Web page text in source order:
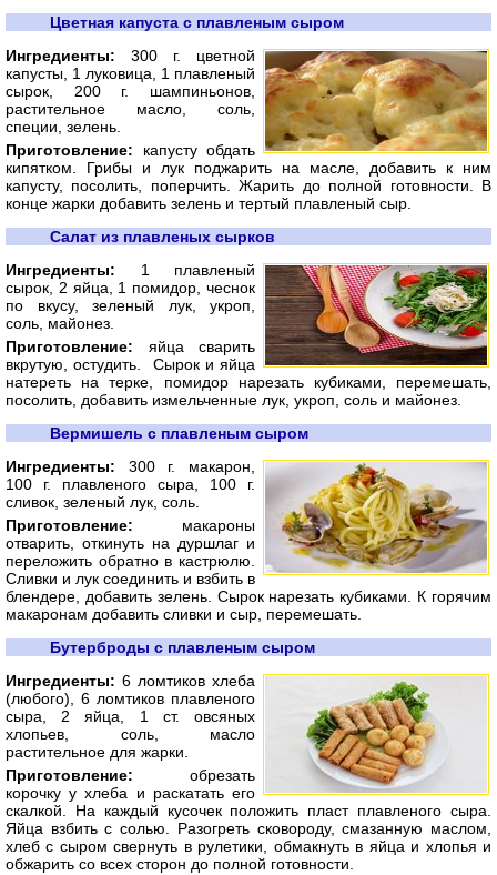
Цветная капуста с плавленым сыром
Ингредиенты: 300 г. цветной
капусты, 1 луковица, 1 плавленый
сырок, 200 г. шампиньонов,
растительное масло, соль,
специи, зелень.
Приготовление: капусту обдать
кипятком. Грибы и лук поджарить на масле, добавить к ним
капусту, посолить, поперчить. Жарить до полной готовности. В
конце жарки добавить зелень и тертый плавленый сыр.
Салат из плавленых сырков
Ингредиенты: 1 плавленый
сырок, 2 яйца, 1 помидор, чеснок
по вкусу, зеленый лук, укроп,
соль, майонез.
Приготовление: яйца сварить
вкрутую, остудить. Сырок и яйца
натереть на терке, помидор нарезать кубиками, перемешать,
посолить, добавить измельченные лук, укроп, соль и майонез.
Вермишель с плавленым сыром
Ингредиенты: 300 г. макарон,
100 г. плавленого сыра, 100 г.
сливок, зеленый лук, соль.
Приготовление: макароны
отварить, откинуть на дуршлаг и
переложить обратно в кастрюлю.
Сливки и лук соединить и взбить в
блендере, добавить зелень. Сырок нарезать кубиками. К горячим
макаронам добавить сливки и сыр, перемешать.
Бутерброды с плавленым сыром
Ингредиенты: 6 ломтиков хлеба
(любого), 6 ломтиков плавленого
сыра, 2 яйца, 1 ст. овсяных
хлопьев, соль, масло
растительное для жарки.
Приготовление: обрезать
корочку у хлеба и раскатать его
скалкой. На каждый кусочек положить пласт плавленого сыра.
Яйца взбить с солью. Разогреть сковороду, смазанную маслом,
хлеб с сыром свернуть в рулетики, обмакнуть в яйца и хлопья и
обжарить со всех сторон до полной готовности.